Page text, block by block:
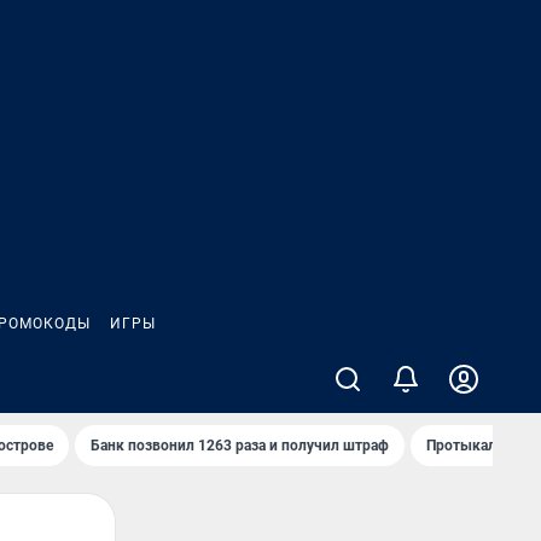
ИГРЫ
Банк позвонил 1263 раза и получил штраф Протыкал